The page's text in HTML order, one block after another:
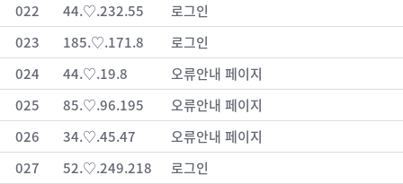
022
44.♡.232.55
로그인
023
185.♡.171.8
로그인
024
44.♡.19.8
오류안내 페이지
025
85.♡.96.195
오류안내 페이지
026
34.♡.45.47
오류안내 페이지
027
52.♡.249.218
로그인